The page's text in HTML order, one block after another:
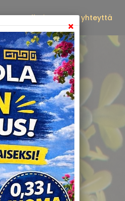
Galleria Ota yhteyttä
×